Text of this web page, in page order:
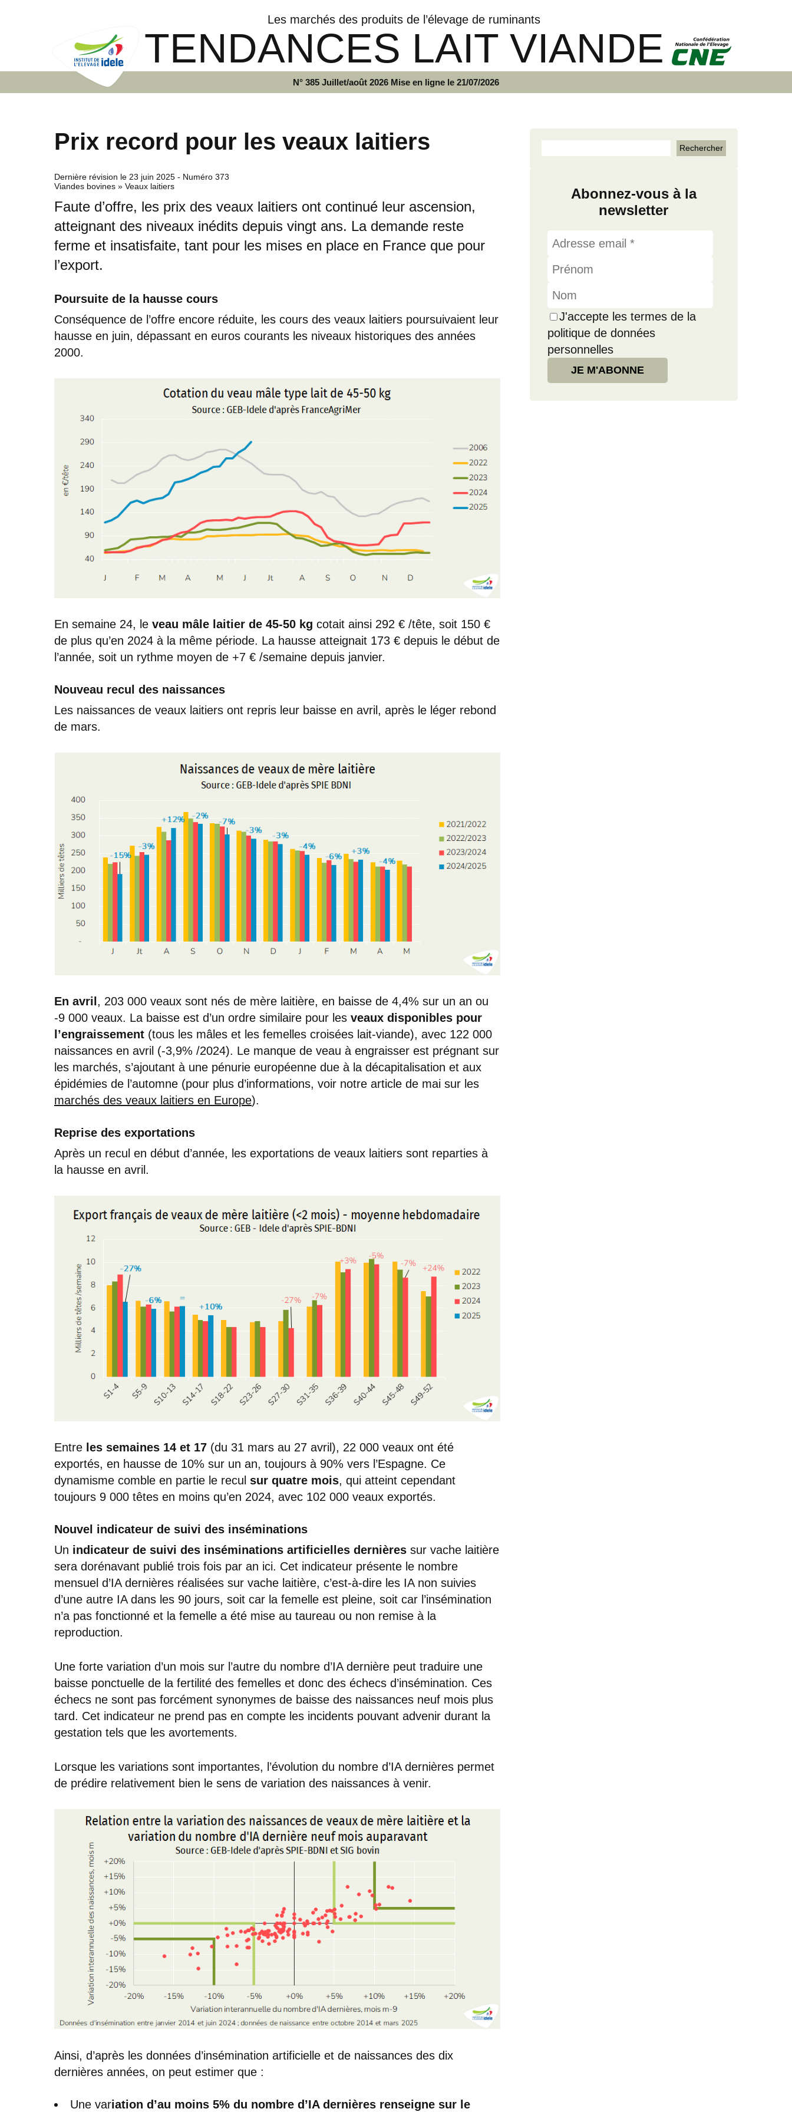
Les marchés des produits de l’élevage de ruminants
TENDANCES LAIT VIANDE
N° 385 Juillet/août 2026 Mise en ligne le 21/07/2026
Prix record pour les veaux laitiers
Dernière révision le 23 juin 2025 - Numéro 373
Viandes bovines » Veaux laitiers
Faute d’offre, les prix des veaux laitiers ont continué leur ascension,
atteignant des niveaux inédits depuis vingt ans. La demande reste
ferme et insatisfaite, tant pour les mises en place en France que pour
l’export.
Poursuite de la hausse cours
Conséquence de l’offre encore réduite, les cours des veaux laitiers poursuivaient leur
hausse en juin, dépassant en euros courants les niveaux historiques des années
2000.
En semaine 24, le veau mâle laitier de 45-50 kg cotait ainsi 292 € /tête, soit 150 €
de plus qu’en 2024 à la même période. La hausse atteignait 173 € depuis le début de
l’année, soit un rythme moyen de +7 € /semaine depuis janvier.
Nouveau recul des naissances
Les naissances de veaux laitiers ont repris leur baisse en avril, après le léger rebond
de mars.
En avril , 203 000 veaux sont nés de mère laitière, en baisse de 4,4% sur un an ou
-9 000 veaux. La baisse est d’un ordre similaire pour les veaux disponibles pour
l’engraissement (tous les mâles et les femelles croisées lait-viande), avec 122 000
naissances en avril (-3,9% /2024). Le manque de veau à engraisser est prégnant sur
les marchés, s’ajoutant à une pénurie européenne due à la décapitalisation et aux
épidémies de l’automne (pour plus d’informations, voir notre article de mai sur les
marchés des veaux laitiers en Europe).
Reprise des exportations
Après un recul en début d’année, les exportations de veaux laitiers sont reparties à
la hausse en avril.
Entre les semaines 14 et 17 (du 31 mars au 27 avril), 22 000 veaux ont été
exportés, en hausse de 10% sur un an, toujours à 90% vers l’Espagne. Ce
dynamisme comble en partie le recul sur quatre mois, qui atteint cependant
toujours 9 000 têtes en moins qu’en 2024, avec 102 000 veaux exportés.
Nouvel indicateur de suivi des inséminations
Un indicateur de suivi des inséminations artificielles dernières sur vache laitière
sera dorénavant publié trois fois par an ici. Cet indicateur présente le nombre
mensuel d’IA dernières réalisées sur vache laitière, c’est-à-dire les IA non suivies
d’une autre IA dans les 90 jours, soit car la femelle est pleine, soit car l’insémination
n’a pas fonctionné et la femelle a été mise au taureau ou non remise à la
reproduction.
Une forte variation d’un mois sur l’autre du nombre d’IA dernière peut traduire une
baisse ponctuelle de la fertilité des femelles et donc des échecs d’insémination. Ces
échecs ne sont pas forcément synonymes de baisse des naissances neuf mois plus
tard. Cet indicateur ne prend pas en compte les incidents pouvant advenir durant la
gestation tels que les avortements.
Lorsque les variations sont importantes, l’évolution du nombre d’IA dernières permet
de prédire relativement bien le sens de variation des naissances à venir.
Ainsi, d’après les données d’insémination artificielle et de naissances des dix
dernières années, on peut estimer que :
Une variation d’au moins 5% du nombre d’IA dernières renseigne sur le
Abonnez-vous à la
newsletter
J'accepte les termes de la
politique de données
personnelles